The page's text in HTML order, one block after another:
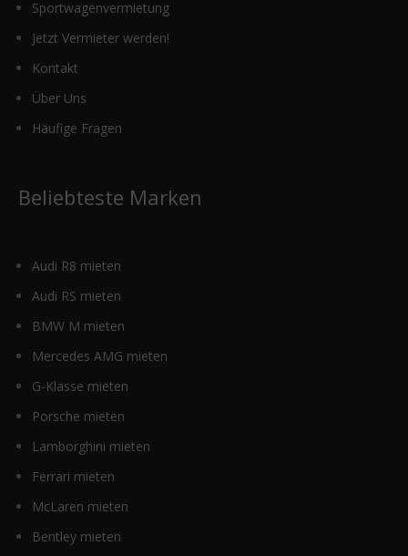
Sportwagenvermietung
Jetzt Vermieter werden!
Kontakt
Über Uns
Häufige Fragen
Beliebteste Marken
Audi R8 mieten
Audi RS mieten
BMW M mieten
Mercedes AMG mieten
G-Klasse mieten
Porsche mieten
Lamborghini mieten
Ferrari mieten
McLaren mieten
Bentley mieten